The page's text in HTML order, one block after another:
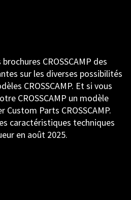
CROSSCAMP des
sur les diverses possibilités
CROSSCAMP. Et si vous
CROSSCAMP un modèle
Parts CROSSCAMP.
caractéristiques techniques
en août 2025.